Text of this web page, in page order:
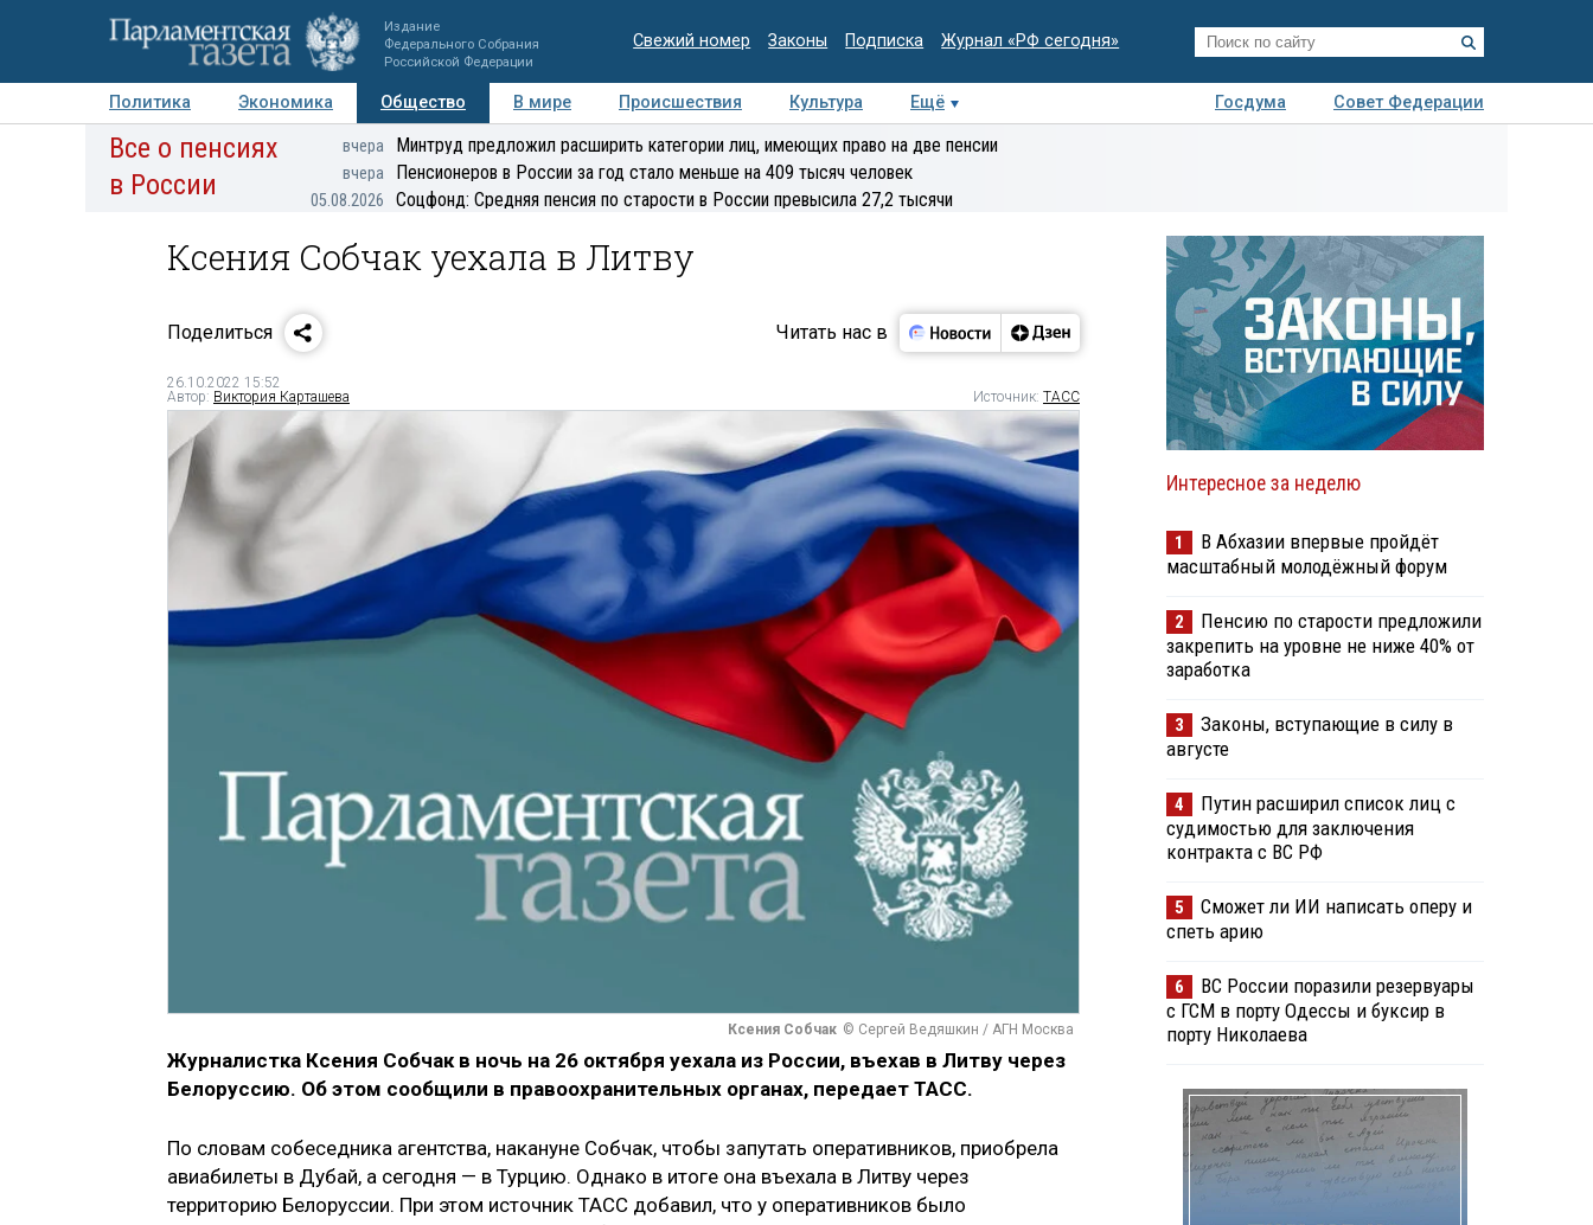
Издание
Федерального Собрания
Российской Федерации
Свежий номер Законы Подписка Журнал «РФ сегодня»
Политика Экономика Общество В мире Происшествия Культура Ещё Госдума
Совет Федерации
Авторы Персоны Мнения Регионы Медиацентр Интервью Колумнисты
Деловая
Все о пенсиях
в России
вчера Минтруд предложил расширить категории лиц, имеющих право на две пенсии
вчера Пенсионеров в России за год стало меньше на 409 тысяч человек
05.08.2026 Соцфонд: Средняя пенсия по старости в России превысила 27,2 тысячи
Ксения Собчак уехала в Литву
Поделиться Читать нас в
26.10.2022 15:52
Автор: Виктория Карташева Источник: ТАСС
Ксения Собчак © Сергей Ведяшкин / АГН Москва
Журналистка Ксения Собчак в ночь на 26 октября уехала из России, въехав в Литву через
Белоруссию. Об этом сообщили в правоохранительных органах, передает ТАСС.
По словам собеседника агентства, накануне Собчак, чтобы запутать оперативников, приобрела
авиабилеты в Дубай, а сегодня — в Турцию. Однако в итоге она въехала в Литву через
территорию Белоруссии. При этом источник ТАСС добавил, что у оперативников было
Интересное за неделю
1
В Абхазии впервые пройдёт
масштабный молодёжный форум
2
Пенсию по старости предложили
закрепить на уровне не ниже 40% от
заработка
3
Законы, вступающие в силу в
августе
4
Путин расширил список лиц с
судимостью для заключения
контракта с ВС РФ
5
Сможет ли ИИ написать оперу и
спеть арию
6
ВС России поразили резервуары
с ГСМ в порту Одессы и буксир в
порту Николаева